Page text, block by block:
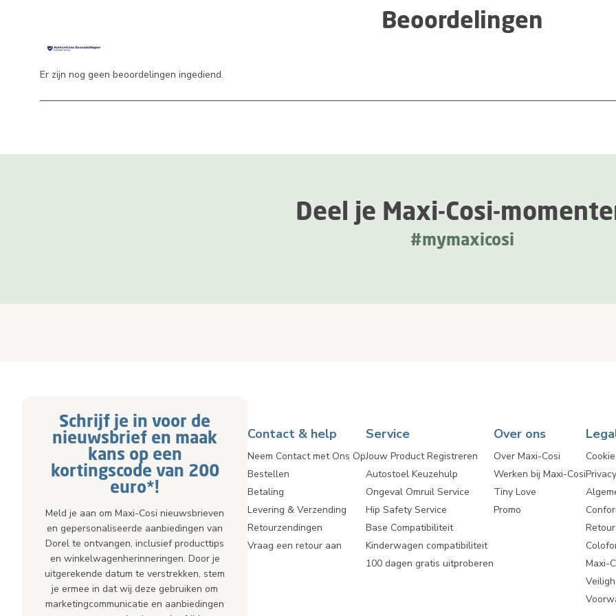
Deel je Maxi-Cosi-
#mymaxicosi
Beoordelingen
Er zijn nog geen beoordelingen ingediend.
Schrijf je in voor de
nieuwsbrief en maak
kans op een
kortingscode van 200
euro*!
Meld je aan om Maxi-Cosi nieuwsbrieven
en gepersonaliseerde aanbiedingen van
Dorel te ontvangen, inclusief producttips
en winkelwagenherinneringen. Door je
uitgerekende datum te verstrekken, stem
je ermee in dat wij deze gebruiken om
marketingcommunicatie en aanbiedingen
Contact & help
Neem Contact met Ons Op
Bestellen
Betaling
Levering & Verzending
Retourzendingen
Vraag een retour aan
Service
Jouw Product Registreren
Autostoel Keuzehulp
Ongeval Omruil Service
Hip Safety Service
Base Compatibiliteit
Kinderwagen compatibiliteit
100 dagen gratis uitproberen
Over ons
Over Maxi-Cosi
Werken bij Maxi-Cosi
Tiny Love
Promo
Maxi-